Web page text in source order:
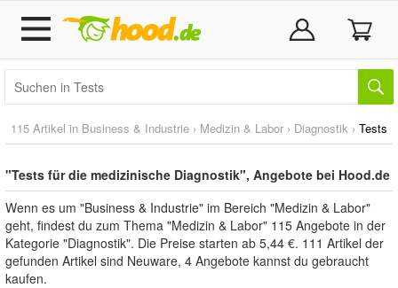
115 Artikel in Business & Industrie › Medizin & Labor › Diagnostik › Tests
"Tests für die medizinische Diagnostik", Angebote bei Hood.de
Wenn es um "Business & Industrie" im Bereich "Medizin & Labor"
geht, findest du zum Thema "Medizin & Labor" 115 Angebote in der
Kategorie "Diagnostik". Die Preise starten ab 5,44 €. 111 Artikel der
gefunden Artikel sind Neuware, 4 Angebote kannst du gebraucht
kaufen.